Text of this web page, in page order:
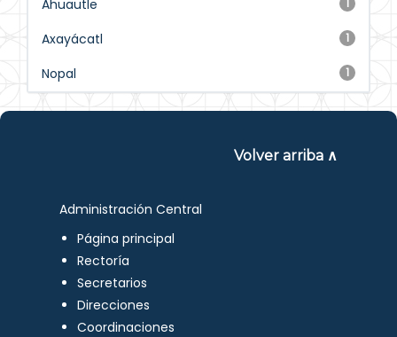
1
Ahuautle
1
Axayácatl
1
Nopal
Volver arriba ∧
Administración Central
Página principal
Rectoría
Secretarios
Direcciones
Coordinaciones